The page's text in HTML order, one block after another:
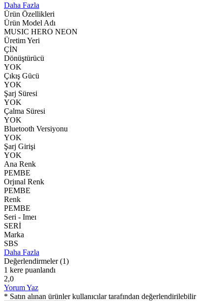
Daha Fazla
Ürün Özellikleri
Ürün Model Adı
MUSIC HERO NEON
Üretim Yeri
ÇİN
Dönüştürücü
YOK
Çıkış Gücü
YOK
Şarj Süresi
YOK
Çalma Süresi
YOK
Bluetooth Versiyonu
YOK
Şarj Girişi
YOK
Ana Renk
PEMBE
Orjınal Renk
PEMBE
Renk
PEMBE
Seri - Imeı
SERİ
Marka
SBS
Daha Fazla
Değerlendirmeler (1)
1 kere puanlandı
2,0
Yorum Yaz
* Satın alınan ürünler kullanıcılar tarafından değerlendirilebilir